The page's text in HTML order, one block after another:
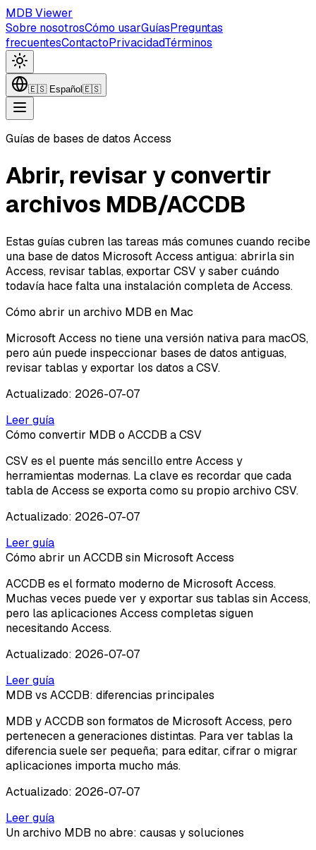
MDB Viewer
Sobre nosotrosCómo usarGuíasPreguntas
frecuentesContactoPrivacidadTérminos
🇪🇸 Español 🇪🇸
Guías de bases de datos Access
Abrir, revisar y convertir
archivos MDB/ACCDB
Estas guías cubren las tareas más comunes cuando recibe
una base de datos Microsoft Access antigua: abrirla sin
Access, revisar tablas, exportar CSV y saber cuándo
todavía hace falta una instalación completa de Access.
Cómo abrir un archivo MDB en Mac
Microsoft Access no tiene una versión nativa para macOS,
pero aún puede inspeccionar bases de datos antiguas,
revisar tablas y exportar los datos a CSV.
Actualizado: 2026-07-07
Leer guía
Cómo convertir MDB o ACCDB a CSV
CSV es el puente más sencillo entre Access y
herramientas modernas. La clave es recordar que cada
tabla de Access se exporta como su propio archivo CSV.
Actualizado: 2026-07-07
Leer guía
Cómo abrir un ACCDB sin Microsoft Access
ACCDB es el formato moderno de Microsoft Access.
Muchas veces puede ver y exportar sus tablas sin Access,
pero las aplicaciones Access completas siguen
necesitando Access.
Actualizado: 2026-07-07
Leer guía
MDB vs ACCDB: diferencias principales
MDB y ACCDB son formatos de Microsoft Access, pero
pertenecen a generaciones distintas. Para ver tablas la
diferencia suele ser pequeña; para editar, cifrar o migrar
aplicaciones importa mucho más.
Actualizado: 2026-07-07
Leer guía
Un archivo MDB no abre: causas y soluciones